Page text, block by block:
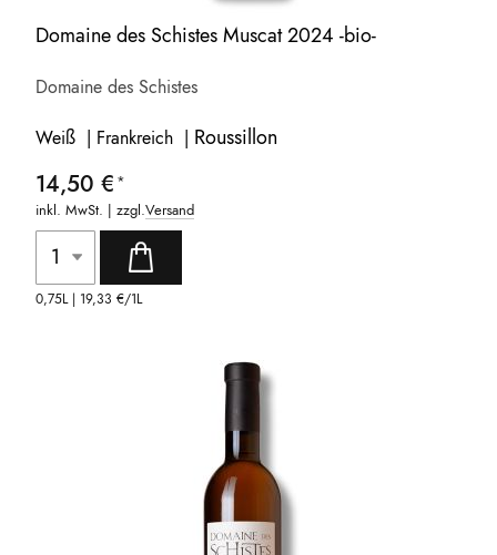
Domaine des Schistes Muscat 2024 -bio-
Domaine des Schistes
Weiß | Frankreich | Roussillon
14,50 €
inkl. MwSt. | zzgl.Versand
0,75L | 19,33 €/1L